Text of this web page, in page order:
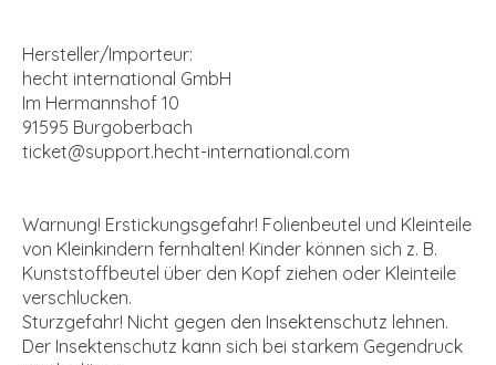
Hersteller/Importeur:
hecht international GmbH
Im Hermannshof 10
91595 Burgoberbach
ticket@support.hecht-international.com
Warnung! Erstickungsgefahr! Folienbeutel und Kleinteile
von Kleinkindern fernhalten! Kinder können sich z. B.
Kunststoffbeutel über den Kopf ziehen oder Kleinteile
verschlucken.
Sturzgefahr! Nicht gegen den Insektenschutz lehnen.
Der Insektenschutz kann sich bei starkem Gegendruck